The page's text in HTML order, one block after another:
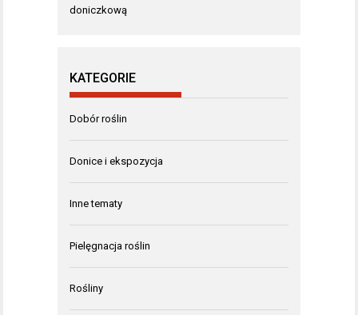
doniczkową
KATEGORIE
Dobór roślin
Donice i ekspozycja
Inne tematy
Pielęgnacja roślin
Rośliny